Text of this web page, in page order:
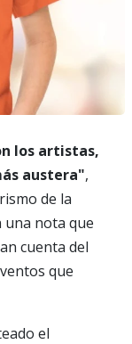
los artistas,
austera",
de la
una nota que
cuenta del
que
el